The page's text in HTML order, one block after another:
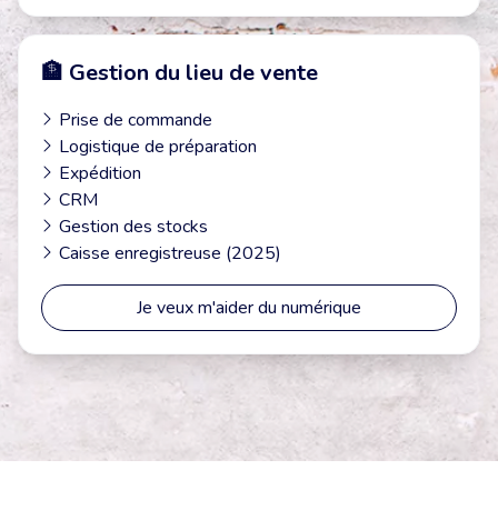
🏦 Gestion du lieu de vente
Prise de commande
Logistique de préparation
Expédition
CRM
Gestion des stocks
Caisse enregistreuse (2025)
Je veux m'aider du numérique